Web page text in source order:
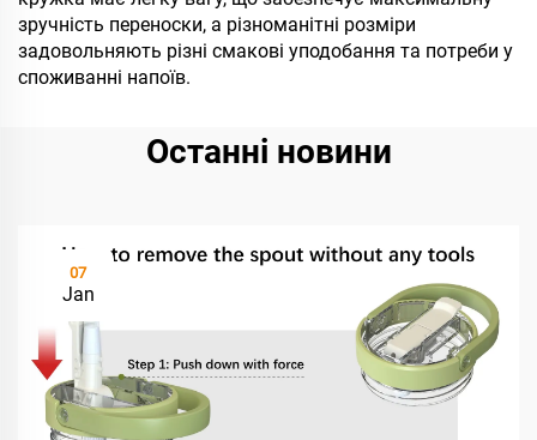
зручність переноски, а різноманітні розміри
задовольняють різні смакові уподобання та потреби у
споживанні напоїв.
Останні новини
07
Jan